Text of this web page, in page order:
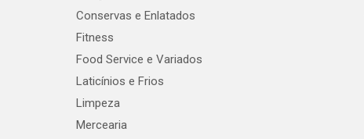
Conservas e Enlatados
Fitness
Food Service e Variados
Laticínios e Frios
Limpeza
Mercearia